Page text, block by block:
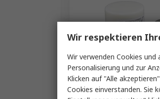
Auf Lager
Adam Equipment Co
Wir respektieren
Wir verwenden Cookies
Personalisierung und zur
Klicken auf "Alle
Cookies einverstanden. Sie